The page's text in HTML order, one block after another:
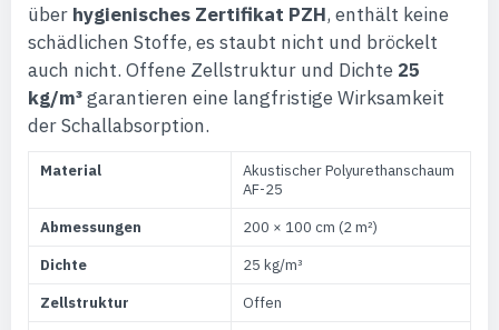
über hygienisches Zertifikat PZH, enthält keine
schädlichen Stoffe, es staubt nicht und bröckelt
auch nicht. Offene Zellstruktur und Dichte 25
kg/m³garantieren eine langfristige Wirksamkeit
der Schallabsorption.
Material
Akustischer Polyurethanschaum
AF-25
Abmessungen
200 × 100 cm (2 m²)
Dichte
25 kg/m³
Zellstruktur
Offen